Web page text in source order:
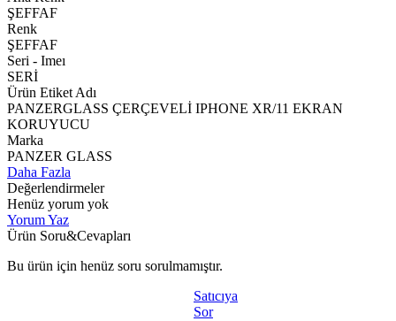
ŞEFFAF
Renk
ŞEFFAF
Seri - Imeı
SERİ
Ürün Etiket Adı
PANZERGLASS ÇERÇEVELİ IPHONE XR/11 EKRAN
KORUYUCU
Marka
PANZER GLASS
Daha Fazla
Değerlendirmeler
Henüz yorum yok
Yorum Yaz
Ürün Soru&Cevapları
Bu ürün için henüz soru sorulmamıştır.
Satıcıya
Sor